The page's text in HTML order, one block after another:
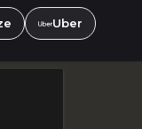
Uber